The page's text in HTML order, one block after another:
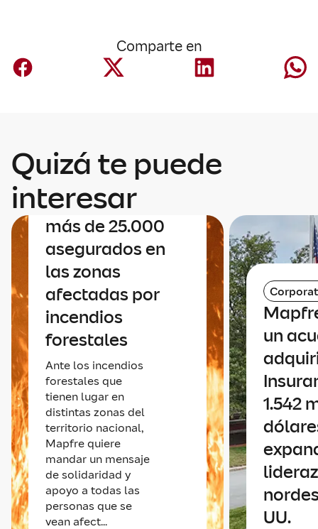
Comparte en
Quizá te puede
interesar
Negocio España
Mapfre contacta
uno a uno con sus
más de 25.000
asegurados en
las zonas
afectadas por
incendios
forestales
Ante los incendios
forestales que
tienen lugar en
distintas zonas del
territorio nacional,
Mapfre quiere
mandar un mensaje
de solidaridad y
apoyo a todas las
personas que se
vean afect...
un
1.542
UU.